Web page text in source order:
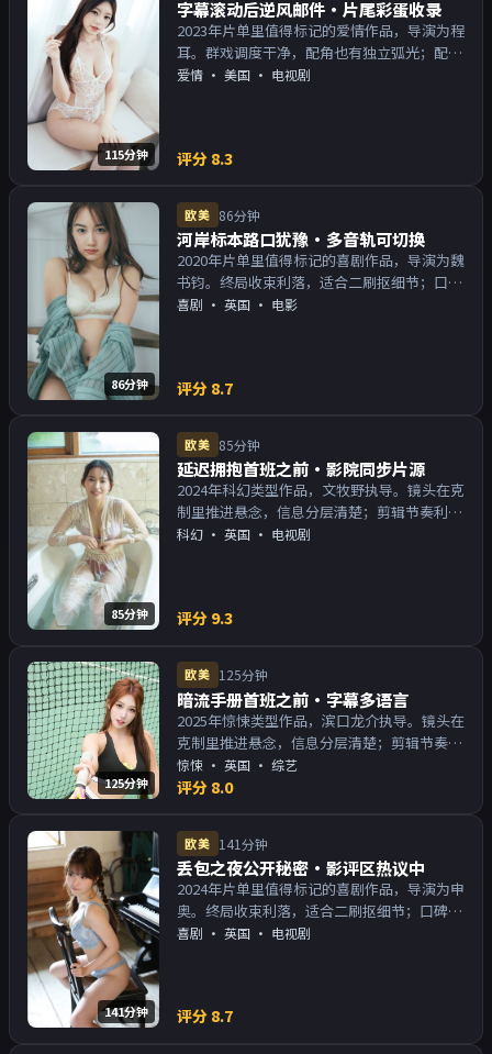
115分钟
字幕滚动后逆风邮件·片尾彩蛋收录
2023年片单里值得标记的爱情作品，导演为程
耳。群戏调度干净，配角也有独立弧光；配乐
与画面气质统一。主演以演技派为主，适合喜
爱情 · 美国 · 电视剧
评分 8.3
86分钟
欧美 86分钟
河岸标本路口犹豫·多音轨可切换
2020年片单里值得标记的喜剧作品，导演为魏
书钧。终局收束利落，适合二刷抠细节；口碑
向与娱乐性兼顾。主演以演技派为主，适合喜
喜剧 · 英国 · 电影
评分 8.7
85分钟
欧美 85分钟
延迟拥抱首班之前·影院同步片源
2024年科幻类型作品，文牧野执导。镜头在克
制里推进悬念，信息分层清楚；剪辑节奏利
落，观感顺滑。主演以演技派为主，适合喜欢
科幻 · 英国 · 电视剧
评分 9.3
125分钟
欧美 125分钟
暗流手册首班之前·字幕多语言
2025年惊悚类型作品，滨口龙介执导。镜头在
克制里推进悬念，信息分层清楚；剪辑节奏利
落，观感顺滑。主演以演技派为主，适合喜欢
强叙事与人物关系的观众加入片单。
惊悚 · 英国 · 综艺
评分 8.0
141分钟
欧美 141分钟
丢包之夜公开秘密·影评区热议中
2024年片单里值得标记的喜剧作品，导演为申
奥。终局收束利落，适合二刷抠细节；口碑向
与娱乐性兼顾。主演以演技派为主，适合喜欢
喜剧 · 英国 · 电视剧
评分 8.7